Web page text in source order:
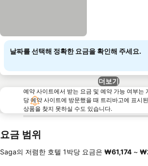
날짜를 선택해 정확한 요금을 확인해 주세요.
더보기
예약 사이트에서 받는 요금 및 예약 가능 여부는
당 예약 사이트에 방문했을 때 트리바고에 표시
상품을 찾지 못하실 수도 있습니다.
요금 범위
Saga의 저렴한 호텔 1박당 요금은 ‎₩61,174 ~